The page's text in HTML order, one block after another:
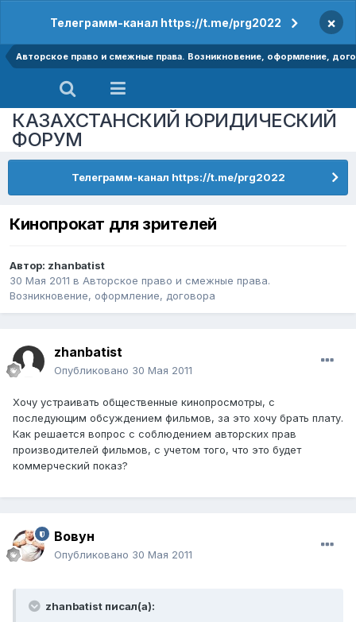
Телеграмм-канал https://t.me/prg2022 ×
Авторское право и смежные права. Возникновение, оформление,
КАЗАХСТАНСКИЙ ЮРИДИЧЕСКИЙ
ФОРУМ
Телеграмм-канал https://t.me/prg2022
Кинопрокат для зрителей
Автор: zhanbatist
30 Мая 2011 в Авторское право и смежные права.
Возникновение, оформление, договора
zhanbatist
Опубликовано 30 Мая 2011
Хочу устраивать общественные кинопросмотры, с
последующим обсуждением фильмов, за это хочу брать плату.
Как решается вопрос с соблюдением авторских прав
производителей фильмов, с учетом того, что это будет
коммерческий показ?
Вовун
Опубликовано 30 Мая 2011
zhanbatist писал(а):